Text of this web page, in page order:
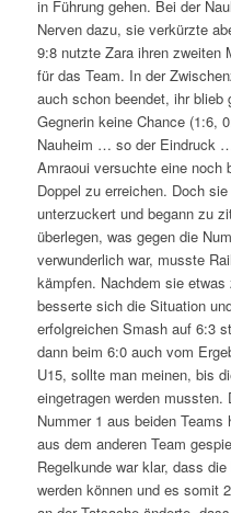
in Führung gehen. Bei der
Nerven dazu, sie verkürzte
9:8 nutzte Zara ihren zweiten
für das Team. In der
auch schon beendet, ihr blieb
Gegnerin keine Chance (1:6,
Nauheim … so der Eindruck
Amraoui versuchte eine noch
Doppel zu erreichen. Doch
unterzuckert und begann zu
überlegen, was gegen die
verwunderlich war, musste
kämpfen. Nachdem sie
besserte sich die Situation
erfolgreichen Smash auf 6:3
dann beim 6:0 auch vom
U15, sollte man meinen, bis
eingetragen werden
Nummer 1 aus beiden
aus dem anderen Team
Regelkunde war klar, dass
werden können und es somit